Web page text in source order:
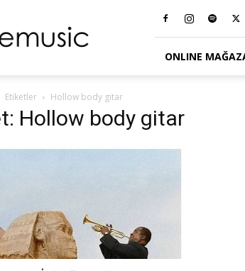
ONLINE
Etiketler Hollow body gitar
Hollow body gitar